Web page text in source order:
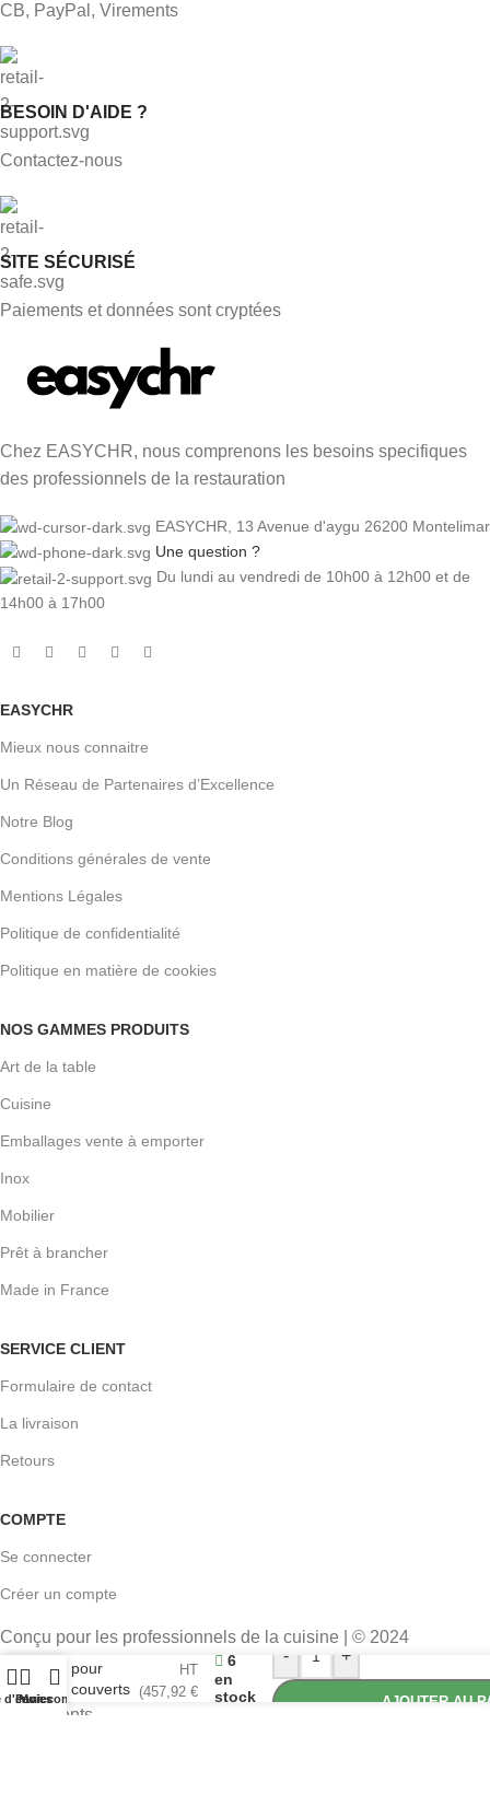
CB, PayPal, Virements
BESOIN D'AIDE ?
Contactez-nous
SITE SÉCURISÉ
Paiements et données sont cryptées
Chez EASYCHR, nous comprenons les besoins specifiques
des professionnels de la restauration
EASYCHR, 13 Avenue d'aygu 26200 Montelimar
Une question ?
Du lundi au vendredi de 10h00 à 12h00 et de
14h00 à 17h00
EASYCHR
Mieux nous connaitre
Un Réseau de Partenaires d’Excellence
Notre Blog
Conditions générales de vente
Mentions Légales
Politique de confidentialité
Politique en matière de cookies
NOS GAMMES PRODUITS
Art de la table
Cuisine
Emballages vente à emporter
Inox
Mobilier
Prêt à brancher
Made in France
SERVICE CLIENT
Formulaire de contact
La livraison
Retours
COMPTE
Se connecter
Créer un compte
Conçu pour les professionnels de la cuisine | © 2024
EASYCHR
d'envies
Panier
Mon compte
Chariot
pour
couverts
Vogue
381,60€
HT
(457,92 €
6
en
stock
- +
AJOUTER AU